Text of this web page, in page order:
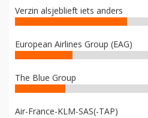
Verzin alsjeblieft iets anders
European Airlines Group (EAG)
The Blue Group
Air-France-KLM-SAS(-TAP)